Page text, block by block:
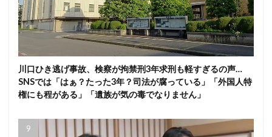
川口ひき逃げ事故、検察が拘禁刑3年求刑も軽すぎるの声…
SNSでは「はぁ？たった3年？司法が腐っている」「外国人特
権にも程がある」「遺族が気の毒でなりません」